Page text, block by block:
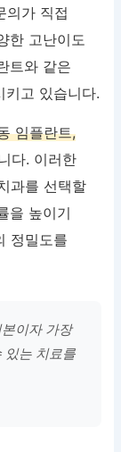
의가 직접
한 고난이도
트와 같은
키고 있습니다.
임플란트,
다. 이러한
과를 선택할
을 높이기
정밀도를
이자 가장
있는 치료를